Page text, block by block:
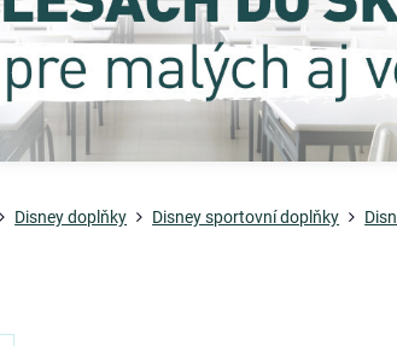
Disney doplňky Disney sportovní doplňky